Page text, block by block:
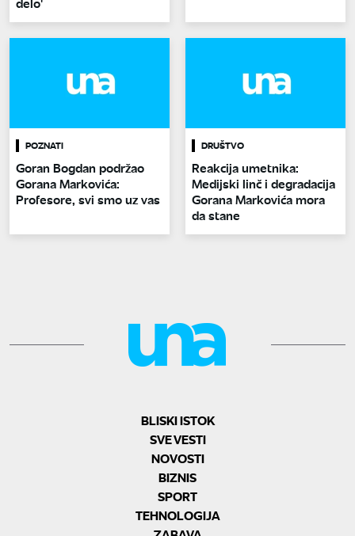
POZNATI
Goran Bogdan podržao
Gorana Markovića:
Profesore, svi smo uz vas
DRUŠTVO
Reakcija umetnika:
Medijski linč i degradacija
Gorana Markovića mora
da stane
BLISKI ISTOK
SVE VESTI
NOVOSTI
BIZNIS
SPORT
TEHNOLOGIJA